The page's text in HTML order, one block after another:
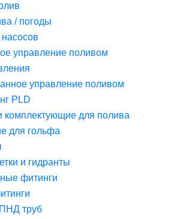
/ погоды
насосов
управление поливом
управление поливом
PLD
комплектующие для полива
для гольфа
и гидранты
фитинги
труб